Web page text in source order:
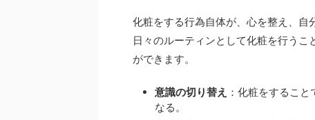
化粧をする行為自体が、心を整え、自
日々のルーティンとして化粧を行う
ができます。
意識の切り替え ：化粧をするこ
なる。